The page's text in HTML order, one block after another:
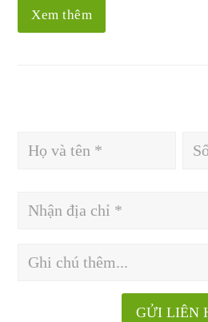
Xem thêm